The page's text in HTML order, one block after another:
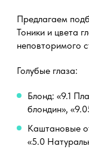
Предлагаем
Тоники и цвета
неповторимого
Голубые глаза:
Блонд: «9.1
блондин»,
Каштановые
«5.0